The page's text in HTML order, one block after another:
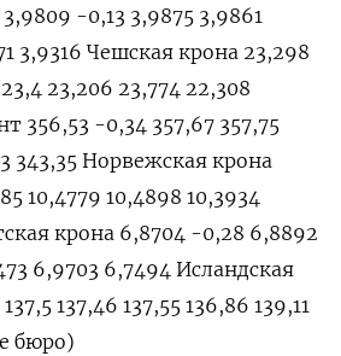
-0,13 3,9875 3,9861
3,9316 Чешская крона 23,298
23,206 23,774 22,308
356,53 -0,34 357,67 357,75
343,35 Норвежская крона
10,4779 10,4898 10,3934
крона 6,8704 -0,28 6,8892
6,9703 6,7494 Исландская
137,46 137,55 136,86 139,11
бюро)